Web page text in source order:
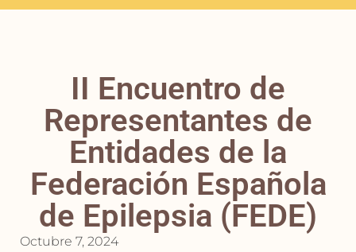
II Encuentro de
Representantes de
Entidades de la
Federación Española
de Epilepsia (FEDE)
Octubre 7, 2024